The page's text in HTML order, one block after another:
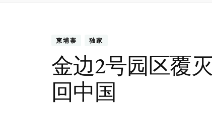
柬埔寨 独家
金边2号园区覆
回中国